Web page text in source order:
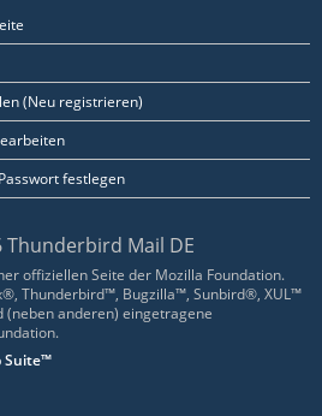
(Neu registrieren)
festlegen
Mail DE
offiziellen Seite der Mozilla Foundation.
Thunderbird™, Bugzilla™, Sunbird®, XUL™
(neben anderen) eingetragene
Suite™